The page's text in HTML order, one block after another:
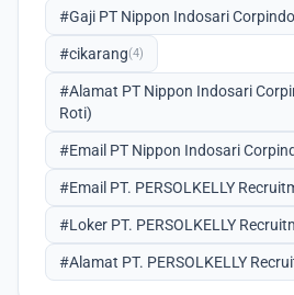
#Gaji PT Nippon Indosari
#cikarang(4)
#Alamat PT Nippon Indosari
Roti)
#Email PT Nippon Indosari
#Email PT. PERSOLKELLY
#Loker PT. PERSOLKELLY
#Alamat PT. PERSOLKELLY